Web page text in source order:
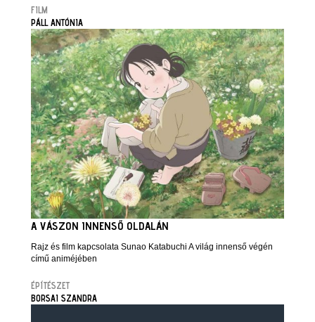
FILM
PÁLL ANTÓNIA
A VÁSZON INNENSŐ OLDALÁN
Rajz és film kapcsolata Sunao Katabuchi A világ innenső végén
című animéjében
ÉPÍTÉSZET
BORSAI SZANDRA